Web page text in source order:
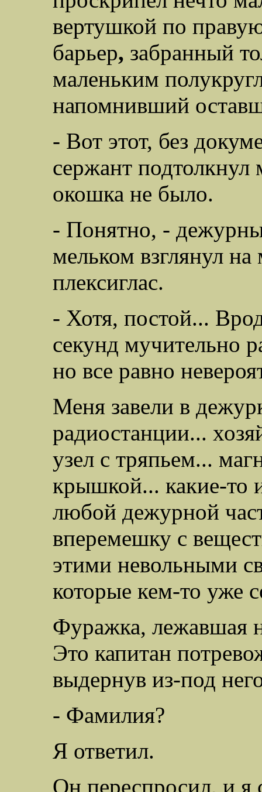
вертушкой по
барьер, забранный
маленьким
напомнивший
- Вот этот, без
сержант подтолкнул
окошка не было.
- Понятно, -
мельком взглянул
плексиглас.
- Хотя, постой...
секунд мучительно
но все равно
Меня завели в
радиостанции...
узел с тряпьем...
крышкой... какие-то
любой дежурной
вперемешку с
этими невольными
которые кем-то уже
Фуражка, лежавшая
Это капитан
выдернув из-под
- Фамилия?
Я ответил.
Он переспросил, и я